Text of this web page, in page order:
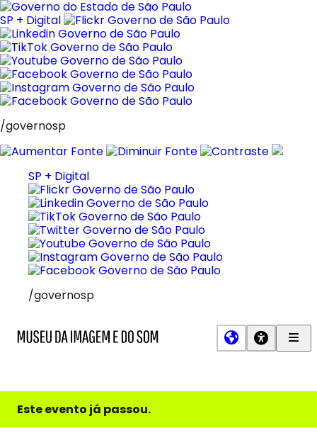
Pular
para
o
conteúdo
SP + Digital
/governosp
SP + Digital
/governosp
e
do
Este evento já passou.